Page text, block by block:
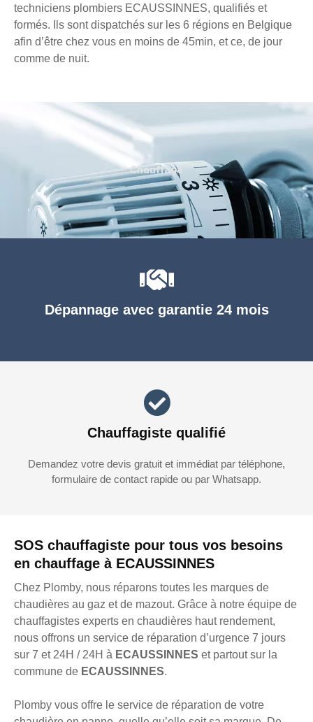
techniciens plombiers ECAUSSINNES, qualifiés et
formés. Ils sont dispatchés sur les 6 régions en Belgique
afin d’être chez vous en moins de 45min, et ce, de jour
comme de nuit.
SOS chauffagiste pour tous vos besoins
en chauffage à ECAUSSINNES
Chez Plomby, nous réparons toutes les marques de
chaudières au gaz et de mazout. Grâce à notre équipe de
chauffagistes experts en chaudières haut rendement,
nous offrons un service de réparation d’urgence 7 jours
sur 7 et 24H / 24H à ECAUSSINNES et partout sur la
commune de ECAUSSINNES.
Plomby vous offre le service de réparation de votre
Dépannage avec garantie 24 mois
Chauffagiste qualifié
Demandez votre devis gratuit et immédiat par téléphone,
formulaire de contact rapide ou par Whatsapp.
Chauffage